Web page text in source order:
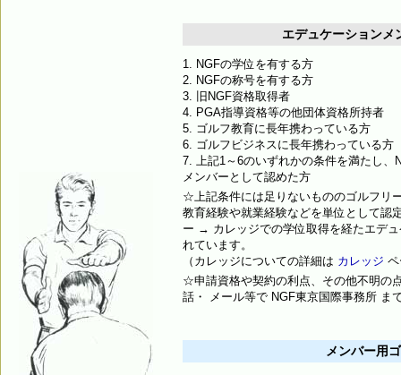
エデュケーションメ
1. NGFの学位を有する方
2. NGFの称号を有する方
3. 旧NGF資格取得者
4. PGA指導資格等の他団体資格所持者
5. ゴルフ教育に長年携わっている方
6. ゴルフビジネスに長年携わっている方
7. 上記1～6のいずれかの条件を満たし
メンバーとして認めた方
☆上記条件には足りないもののゴルフリ
教育経験や就業経験などを単位として認
ー → カレッジでの学位取得を経たエデ
れています。
（カレッジについての詳細は カレッジ
☆申請資格や契約の利点、その他不明の
話・ メール等で NGF東京国際事務所 ま
メンバー用